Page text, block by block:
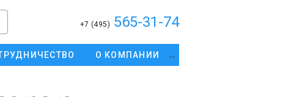
+7 (495) 565-31-74
О КОМПАНИИ